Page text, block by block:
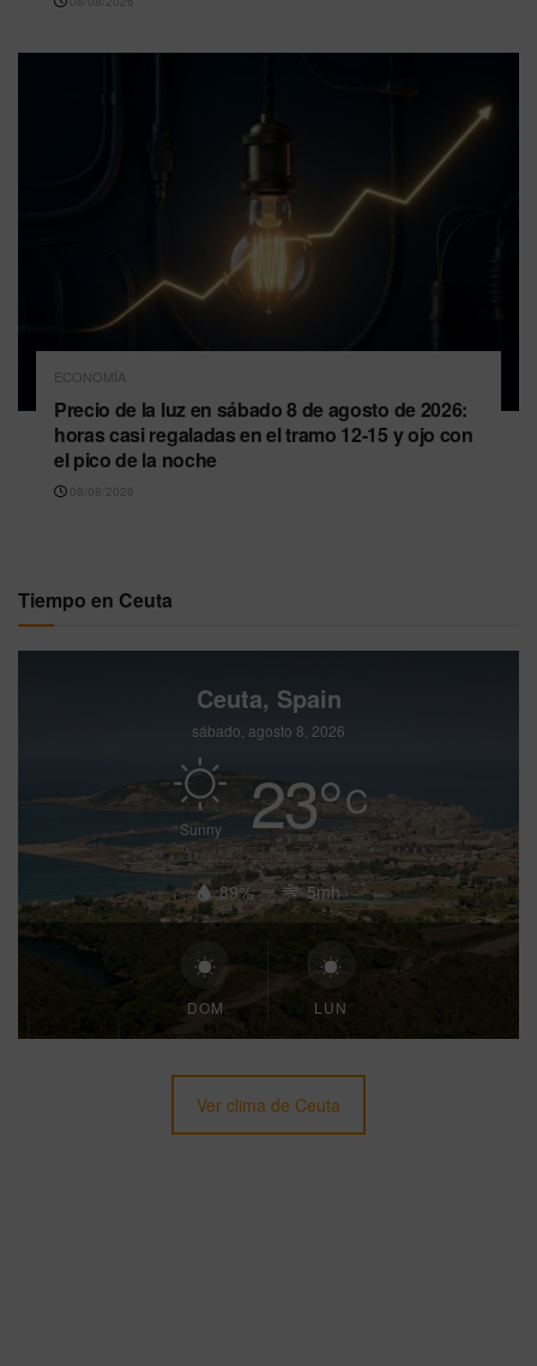
ECONOMÍA
Precio de la luz en sábado 8 de agosto de 2026:
horas casi regaladas en el tramo 12-15 y ojo con
el pico de la noche
08/08/2026
Tiempo en Ceuta
Ceuta, Spain
sábado, agosto 8, 2026
Sunny 23°C
89% 5mh
DOM LUN
Ver clima de Ceuta